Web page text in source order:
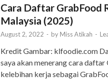
Cara Daftar GrabFood
Malaysia (2025)
August 2, 2022 - by Miss Atikah -
Kredit Gambar: klfoodie.com
saya akan menerang cara daftar
kelebihan kerja sebagai